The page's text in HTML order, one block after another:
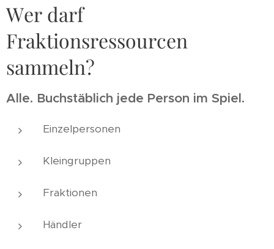
Wer darf
Fraktionsressourcen
sammeln?
Alle. Buchstäblich jede Person im Spiel.
Einzelpersonen
Kleingruppen
Fraktionen
Händler